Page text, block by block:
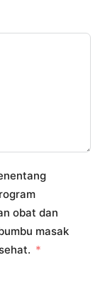
obat dan
masak